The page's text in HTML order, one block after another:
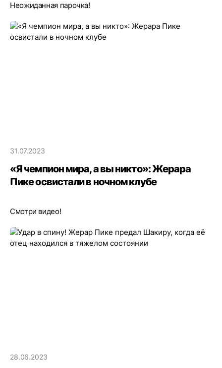
Неожиданная парочка!
31.07.2023
«Я чемпион мира, а вы никто»: Жерара
Пике освистали в ночном клубе
Смотри видео!
28.06.2023